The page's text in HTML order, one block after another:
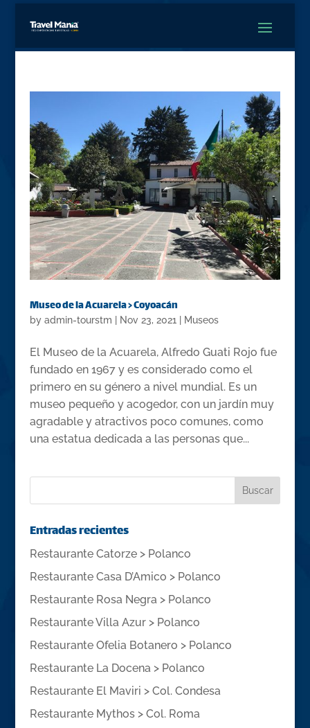
Museo de la Acuarela > Coyoacán
by admin-tourstm Nov 23, 2021 Museos
El Museo de la Acuarela, Alfredo Guati Rojo fue
fundado en 1967 y es considerado como el
primero en su género a nivel mundial. Es un
museo pequeño y acogedor, con un jardín muy
agradable y atractivos poco comunes, como
una estatua dedicada a las personas que...
Entradas recientes
Restaurante Catorze > Polanco
Restaurante Casa D’Amico > Polanco
Restaurante Rosa Negra > Polanco
Restaurante Villa Azur > Polanco
Restaurante Ofelia Botanero > Polanco
Restaurante La Docena > Polanco
Restaurante El Maviri > Col. Condesa
Restaurante Mythos > Col. Roma